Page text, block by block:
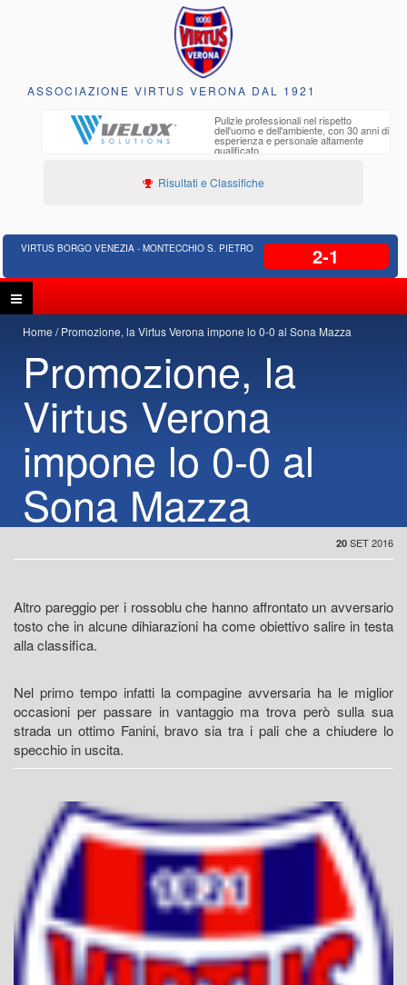
ASSOCIAZIONE VIRTUS VERONA DAL 1921
Pulizie professionali nel rispetto
dell'uomo e dell'ambiente, con 30 anni di
esperienza e personale altamente
qualificato
Risultati e Classifiche
VIRTUS BORGO VENEZIA - MONTECCHIO S. PIETRO 2-1
Home Promozione, la Virtus Verona impone lo 0-0 al Sona Mazza
Promozione, la
Virtus Verona
impone lo 0-0 al
Sona Mazza
20 SET 2016
Altro pareggio per i rossoblu che hanno affrontato un avversario
tosto che in alcune dihiarazioni ha come obiettivo salire in testa
alla classifica.
Nel primo tempo infatti la compagine avversaria ha le miglior
occasioni per passare in vantaggio ma trova però sulla sua
strada un ottimo Fanini, bravo sia tra i pali che a chiudere lo
specchio in uscita.